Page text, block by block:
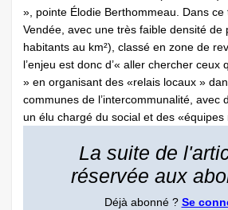
», pointe Élodie Berthommeau. Dans
Vendée, avec une très faible densité de
habitants au km²), classé en zone de
l’enjeu est donc d’« aller chercher ceux
» en organisant des «relais locaux »
communes de l’intercommunalité, avec
un élu chargé du social et des «équipes
La suite de
réservée aux
Déjà abonné ? Se